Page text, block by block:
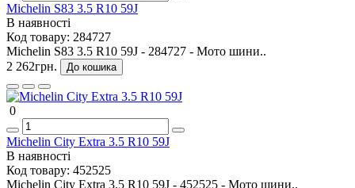
Michelin S83 3.5 R10 59J
В наявності
Код товару: 284727
Michelin S83 3.5 R10 59J - 284727 - Мото шини..
2 262грн.
До кошика
0
Michelin City Extra 3.5 R10 59J
В наявності
Код товару: 452525
Michelin City Extra 3.5 R10 59J - 452525 - Мото шини..